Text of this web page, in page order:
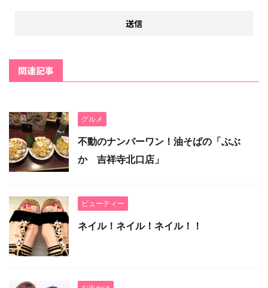
関連記事
グルメ
不動のナンバーワン！油そばの「ぶぶ
か 吉祥寺北口店」
ビューティー
ネイル！ネイル！ネイル！！